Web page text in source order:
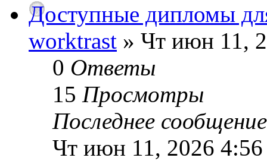
Доступные дипломы
worktrast » Чт июн 11,
0 Ответы
15 Просмотры
Последнее
Чт июн 11, 2026